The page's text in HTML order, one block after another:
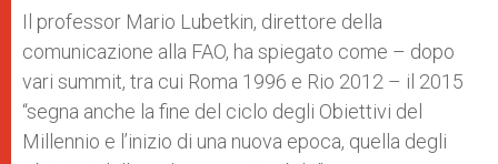
Il professor Mario Lubetkin, direttore della
comunicazione alla FAO, ha spiegato come – dopo
vari summit, tra cui Roma 1996 e Rio 2012 – il 2015
“segna anche la fine del ciclo degli Obiettivi del
Millennio e l’inizio di una nuova epoca, quella degli